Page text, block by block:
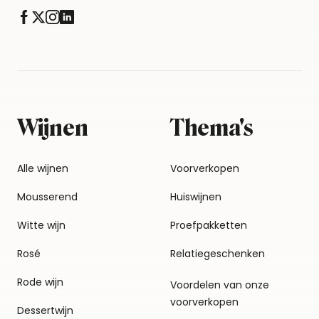
Wijnen
Alle wijnen
Mousserend
Witte wijn
Rosé
Rode wijn
Dessertwijn
Thema's
Voorverkopen
Huiswijnen
Proefpakketten
Relatiegeschenken
Voordelen van onze
voorverkopen